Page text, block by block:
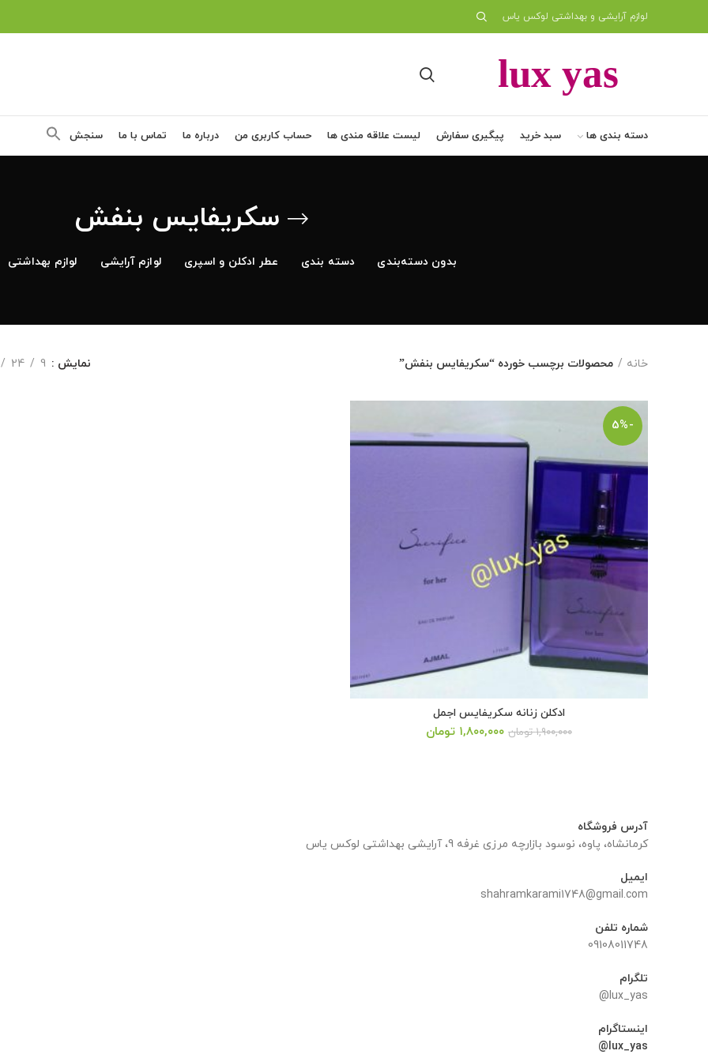
لوازم آرایشی و بهداشتی لوکس یاس
دسته بندی ها سبد خرید پیگیری سفارش لیست علاقه مندی ها حساب کاربری من درباره ما تماس با ما سنجش
سکریفایس بنفش
بدون دسته‌بندی دسته بندی عطر ادکلن و اسپری لوازم آرایشی لوازم بهداشتی
خانه محصولات برچسب خورده “سکریفایس بنفش” نمایش 9
24
-5%
ادکلن زنانه سکریفایس اجمل
۱,۹۰۰,۰۰۰ تومان قیمت
۱,۸۰۰,۰۰۰ تومان
آدرس فروشگاه
کرمانشاه، پاوه، نوسود بازارچه مرزی غرفه 9، آرایشی بهداشتی لوکس یاس
ایمیل
shahramkarami1748@gmail.com
شماره تلفن
09108011748
تلگرام
lux_yas@
اینستاگرام
lux_yas@